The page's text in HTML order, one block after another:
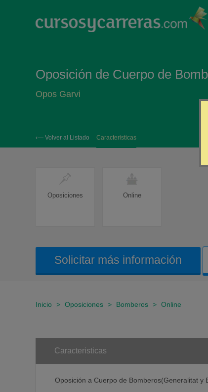
Oposición de Cuerpo de
Opos Garvi
‹— Volver al Listado Caracteristicas
Oposiciones Online
Solicitar más información
Inicio > Oposiciones > Bomberos > Online
Caracteristicas
Oposición a Cuerpo de Bomberos(Generalitat y